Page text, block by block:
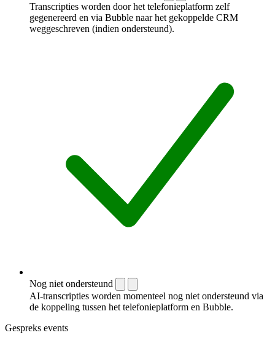
Transcripties worden door het telefonieplatform zelf
gegenereerd en via Bubble naar het gekoppelde CRM
weggeschreven (indien ondersteund).
Nog niet ondersteund
AI-transcripties worden momenteel nog niet ondersteund via
de koppeling tussen het telefonieplatform en Bubble.
Gespreks events